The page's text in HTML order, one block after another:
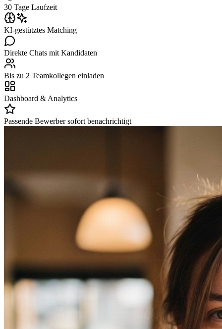
30 Tage Laufzeit
KI-gestütztes Matching
Direkte Chats mit Kandidaten
Bis zu 2 Teamkollegen einladen
Dashboard & Analytics
Passende Bewerber sofort benachrichtigt